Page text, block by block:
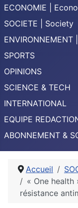
ECONOMIE |
SOCIETE | Society
SPORTS
OPINIONS
SCIENCE & TECH
INTERNATIONAL
EQUIPE
ABONNEMENT &
Accueil
« One
résistance